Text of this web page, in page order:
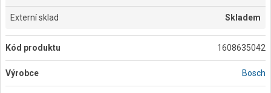
Externí sklad Skladem
Kód produktu 1608635042
Výrobce Bosch